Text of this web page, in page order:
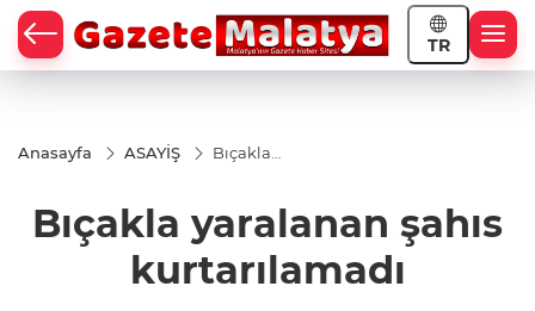
TR
Anasayfa ASAYİŞ
Bıçakla
kurtarılamadı
Bıçakla yaralanan şahıs
kurtarılamadı